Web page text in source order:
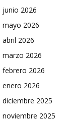
junio 2026
mayo 2026
abril 2026
marzo 2026
febrero 2026
enero 2026
diciembre 2025
noviembre 2025